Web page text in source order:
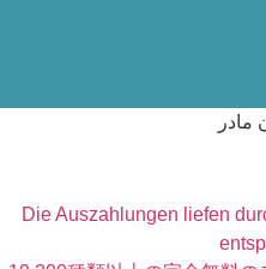
مادر
Die Auszahlungen liefen